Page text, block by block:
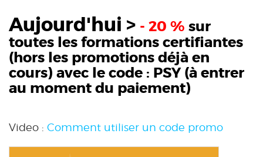
Aujourd'hui > - 20 % sur
toutes les formations certifiantes
(hors les promotions déjà en
cours) avec le code : PSY(à entrer
au moment du paiement)
Video : Comment utiliser un code promo